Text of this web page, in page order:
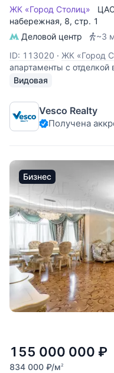
ЖК «Город Столиц»
набережная, 8, стр. 1
Деловой центр
~3
ID: 113020 · ЖК «Город
апартаменты с
185 кв.м. Расположены
своей ванной комнатой,
прихожая. Апартаменты
Видовая
Vesco Realty
Получена
Бизнес
155 000 000 ₽
834 000 ₽/м2